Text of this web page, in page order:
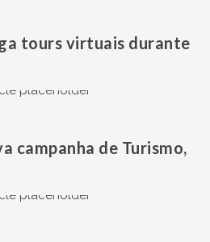
tours virtuais durante
campanha de Turismo,